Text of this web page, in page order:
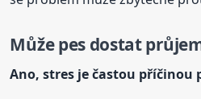
Může pes dostat
Ano, stres je častou příčinou